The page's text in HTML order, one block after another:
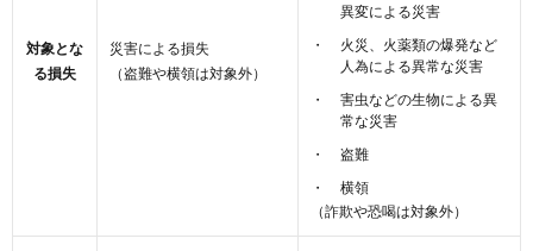
対象とな
る損失
災害による損失
（盗難や横領は対象外）
異変による災害
火災、火薬類の爆発など
人為による異常な災害
害虫などの生物による異
常な災害
盗難
横領
（詐欺や恐喝は対象外）